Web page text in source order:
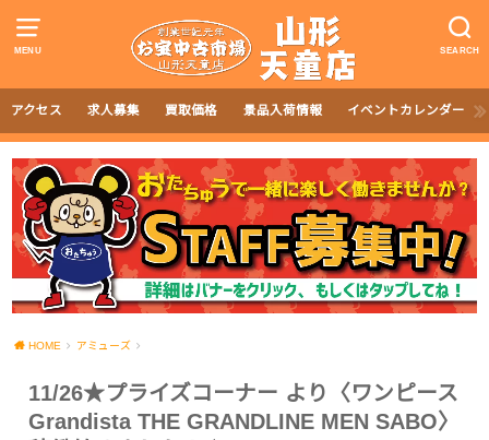
MENU SEARCH
アクセス 求人募集 買取価格 景品入荷情報 イベントカレンダー
HOME アミューズ
11/26★プライズコーナー より〈ワンピース
Grandista THE GRANDLINE MEN SABO〉